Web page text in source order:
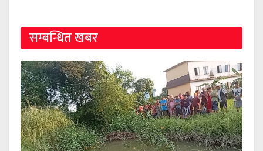
सम्बन्धित खबर